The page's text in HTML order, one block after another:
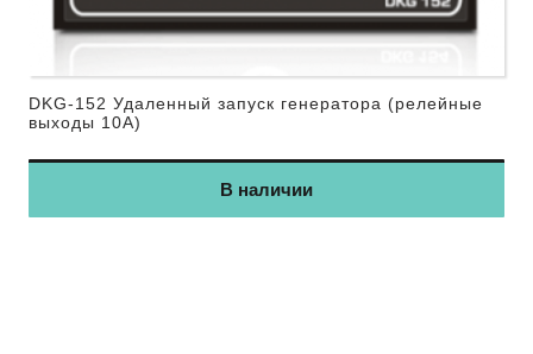
DKG-152 Удаленный запуск генератора (релейные
выходы 10А)
В наличии